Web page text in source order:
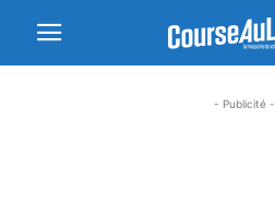
- Publicité -